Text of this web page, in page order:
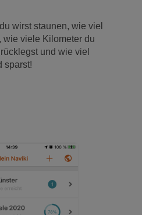
wirst staunen, wie viel
wie viele Kilometer du
und wie viel
sparst!